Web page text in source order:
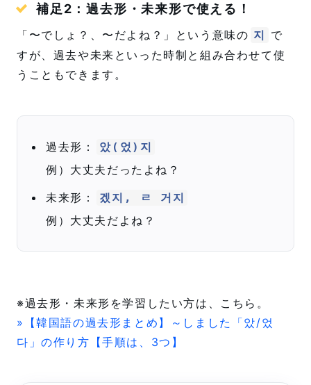
補足2：過去形・未来形で使える！
「〜でしょ？、〜だよね？」という意味の 지
で
すが、過去や未来といった時制と組み合わせて使
うこともできます。
過去形： 았(었)지
例）大丈夫だったよね？
未来形：
겠지, ㄹ 거지
例）大丈夫だよね？
※過去形・未来形を学習したい方は、こちら。
»【韓国語の過去形まとめ】～しました「았/었
다」の作り方【手順は、3つ】